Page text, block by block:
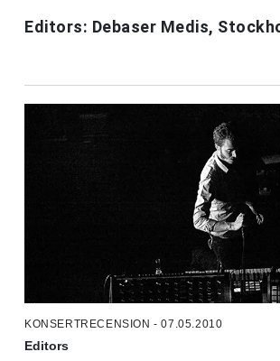
Editors: Debaser Medis,
KONSERTRECENSION - 07.05.2010
Editors